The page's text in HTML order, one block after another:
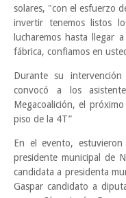
solares, "con el esfuerzo
invertir tenemos listos
lucharemos hasta llegar
fábrica, confiamos en
Durante su
convocó a los
Megacoalición, el
piso de la 4T”
En el evento, estuvieron
presidente municipal de
candidata a presidenta
Gaspar candidato a